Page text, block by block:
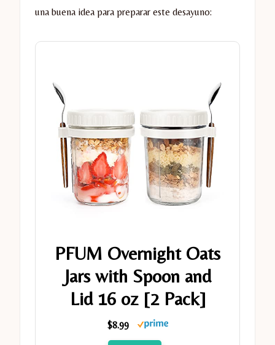
una buena idea para preparar este desayuno:
PFUM Overnight Oats
Jars with Spoon and
Lid 16 oz [2 Pack]
$8.99